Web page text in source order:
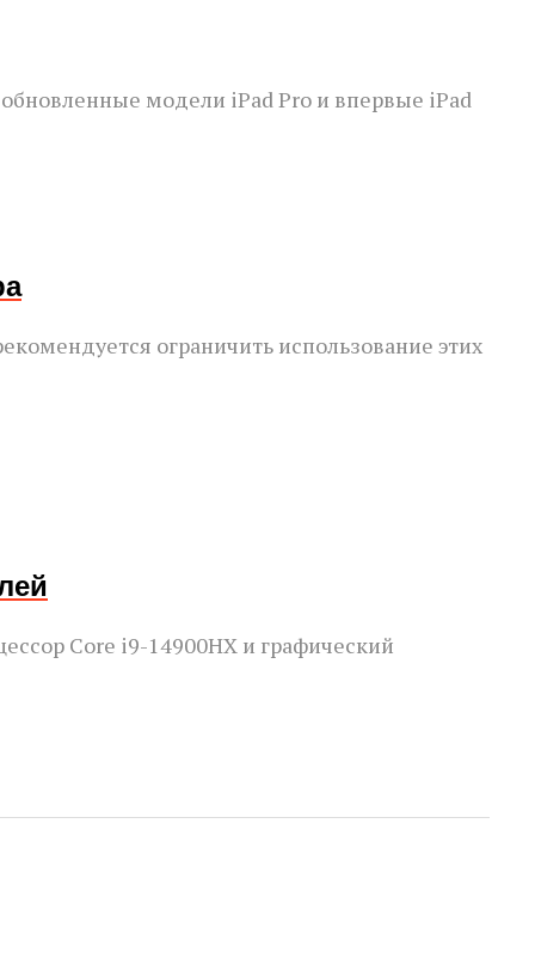
модели iPad Pro и впервые iPad
ограничить использование этих
Core i9-14900HX и графический